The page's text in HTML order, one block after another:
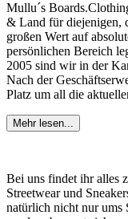
Mullu´s
& Land für diejenigen,
großen Wert auf
persönlichen Bereich
2005 sind wir in der
Nach der
Platz um all die
Mehr lesen...
Bei uns findet ihr alles
Streetwear und
natürlich nicht nur ums